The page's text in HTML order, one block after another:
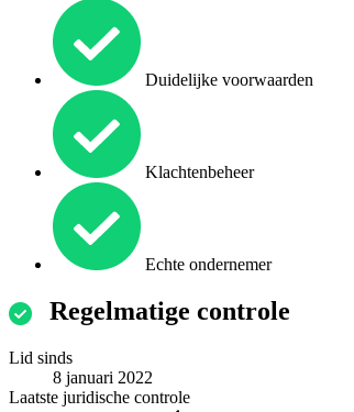
Duidelijke voorwaarden
Klachtenbeheer
Echte ondernemer
Regelmatige controle
Lid sinds
8 januari 2022
Laatste juridische controle